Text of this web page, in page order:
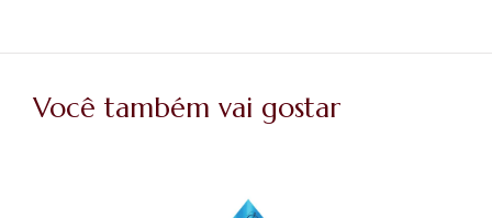
Você também vai gostar